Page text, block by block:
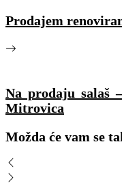
Prodajem
Na prodaju salaš
Mitrovica
Možda će vam se